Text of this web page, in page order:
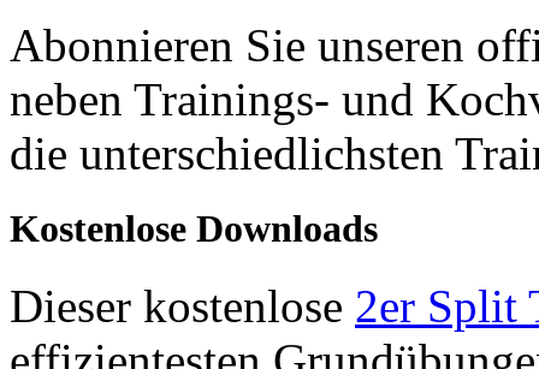
Abonnieren Sie unseren
neben Trainings- und
die unterschiedlichsten
Kostenlose Downloads
Dieser kostenlose 2er Split